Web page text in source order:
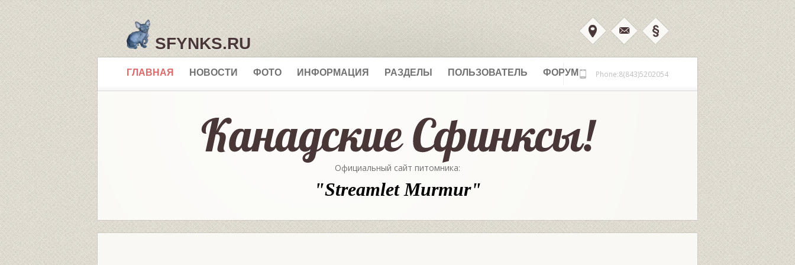
SFYNKS.RU
ГЛАВНАЯ НОВОСТИ ФОТО ИНФОРМАЦИЯ РАЗДЕЛЫ ПОЛЬЗОВАТЕЛЬ ФОРУМ Phone:8(843)5202054
Официальный сайт питомника:
"Streamlet Murmur"